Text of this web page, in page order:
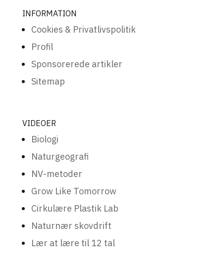
INFORMATION
Cookies & Privatlivspolitik
Profil
Sponsorerede artikler
Sitemap
VIDEOER
Biologi
Naturgeografi
NV-metoder
Grow Like Tomorrow
Cirkulære Plastik Lab
Naturnær skovdrift
Lær at lære til 12 tal